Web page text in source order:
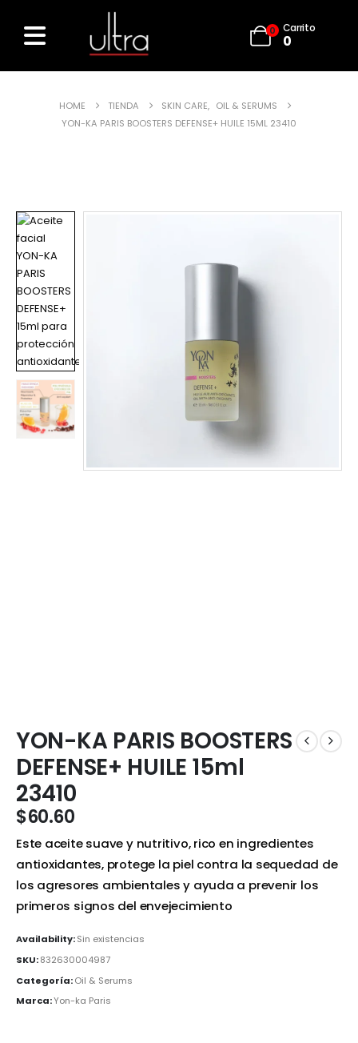
0 Carrito
0
HOME TIENDA SKIN CARE, OIL & SERUMS
YON-KA PARIS BOOSTERS DEFENSE+ HUILE 15ML 23410
YON-KA PARIS BOOSTERS
DEFENSE+ HUILE 15ml
23410
$60.60
Este aceite suave y nutritivo, rico en ingredientes
antioxidantes, protege la piel contra la sequedad de
los agresores ambientales y ayuda a prevenir los
primeros signos del envejecimiento
Availability:Sin existencias
SKU:832630004987
Categoría:Oil & Serums
Marca:Yon-ka Paris